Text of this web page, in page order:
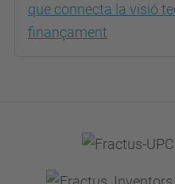
que connecta la visió
finançament